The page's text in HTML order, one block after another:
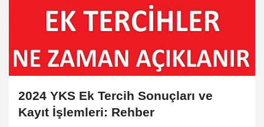
2024 YKS Ek Tercih Sonuçları ve
Kayıt İşlemleri: Rehber